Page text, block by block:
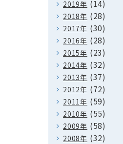
2019年 (14)
2018年 (28)
2017年 (30)
2016年 (28)
2015年 (23)
2014年 (32)
2013年 (37)
2012年 (72)
2011年 (59)
2010年 (55)
2009年 (58)
2008年 (32)